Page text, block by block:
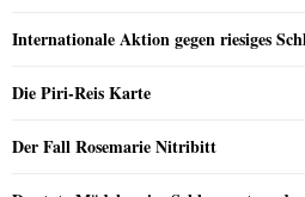
Internationale Aktion gegen riesiges
Die Piri-Reis Karte
Der Fall Rosemarie Nitribitt